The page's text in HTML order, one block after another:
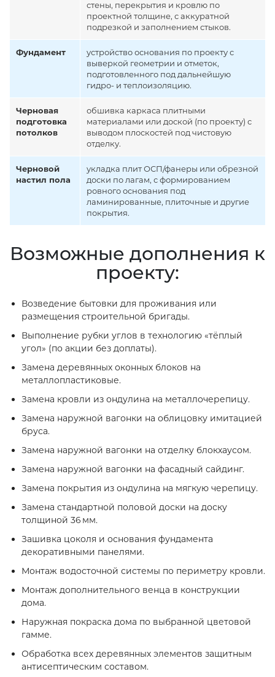
стены, перекрытия и кровлю по
проектной толщине, с аккуратной
подрезкой и заполнением стыков.
Фундамент
устройство основания по проекту с
выверкой геометрии и отметок,
подготовленного под дальнейшую
гидро- и теплоизоляцию.
Черновая
подготовка
потолков
обшивка каркаса плитными
материалами или доской (по проекту) с
выводом плоскостей под чистовую
отделку.
Черновой
настил пола
укладка плит ОСП/фанеры или обрезной
доски по лагам, с формированием
ровного основания под
ламинированные, плиточные и другие
покрытия.
Возможные дополнения к
проекту:
Возведение бытовки для проживания или
размещения строительной бригады.
Выполнение рубки углов в технологию «тёплый
угол» (по акции без доплаты).
Замена деревянных оконных блоков на
металлопластиковые.
Замена кровли из ондулина на металлочерепицу.
Замена наружной вагонки на облицовку имитацией
бруса.
Замена наружной вагонки на отделку блокхаусом.
Замена наружной вагонки на фасадный сайдинг.
Замена покрытия из ондулина на мягкую черепицу.
Замена стандартной половой доски на доску
толщиной 36 мм.
Зашивка цоколя и основания фундамента
декоративными панелями.
Монтаж водосточной системы по периметру кровли.
Монтаж дополнительного венца в конструкции
дома.
Наружная покраска дома по выбранной цветовой
гамме.
Обработка всех деревянных элементов защитным
антисептическим составом.